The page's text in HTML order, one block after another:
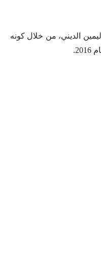
الديني، من خلال كونه